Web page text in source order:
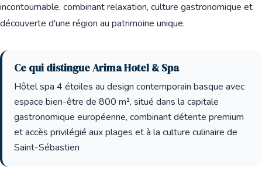
incontournable, combinant relaxation, culture gastronomique et
découverte d'une région au patrimoine unique.
Ce qui distingue Arima Hotel & Spa
Hôtel spa 4 étoiles au design contemporain basque avec
espace bien-être de 800 m², situé dans la capitale
gastronomique européenne, combinant détente premium
et accès privilégié aux plages et à la culture culinaire de
Saint-Sébastien